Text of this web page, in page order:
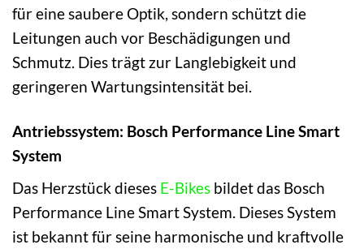
für eine saubere Optik, sondern schützt die
Leitungen auch vor Beschädigungen und
Schmutz. Dies trägt zur Langlebigkeit und
geringeren Wartungsintensität bei.
Antriebssystem: Bosch Performance Line Smart
System
Das Herzstück dieses E-Bikes bildet das Bosch
Performance Line Smart System. Dieses System
ist bekannt für seine harmonische und kraftvolle